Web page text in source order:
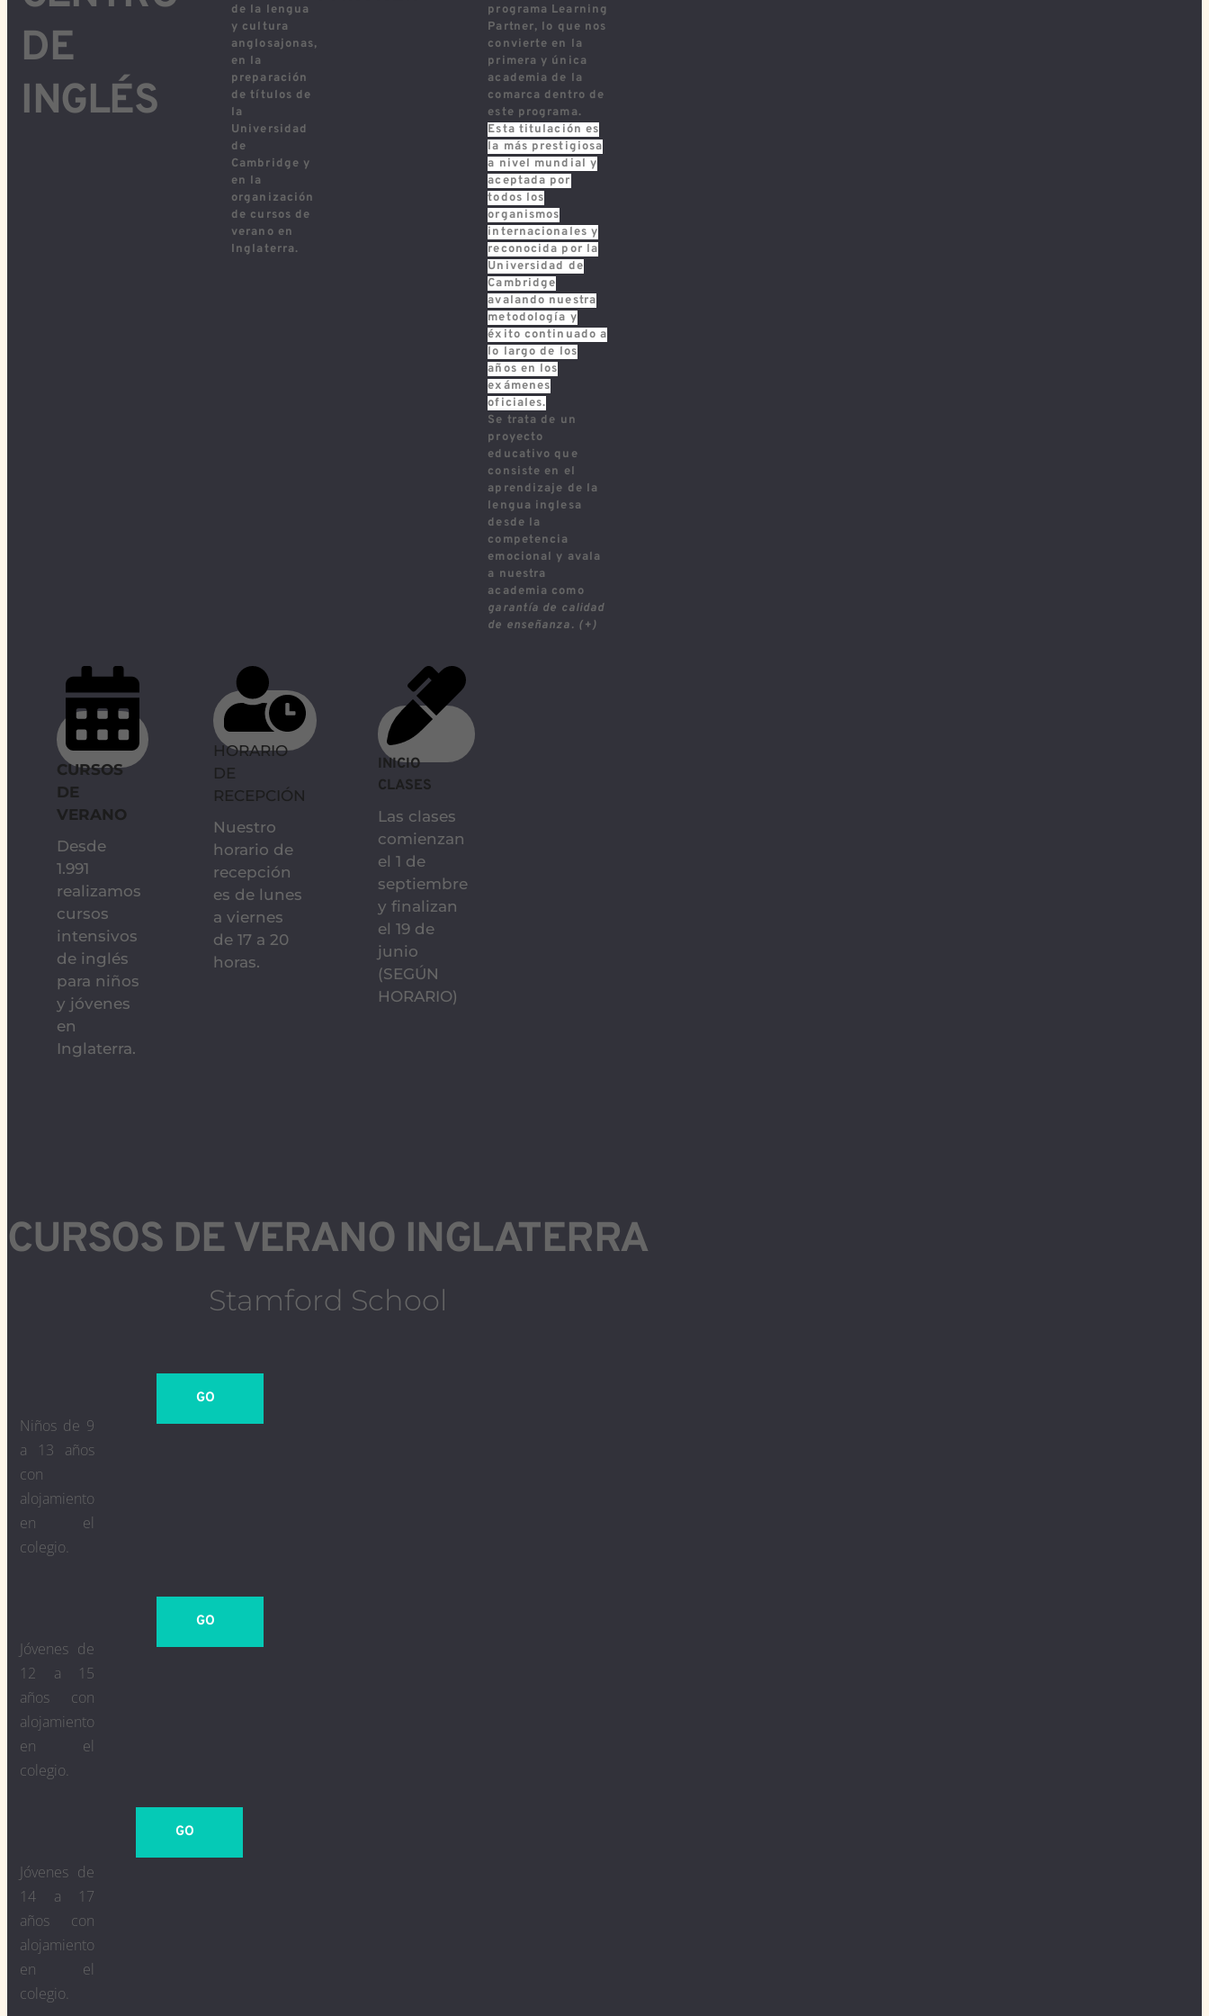
DE
INGLÉS
de la lengua
y cultura
anglosajonas,
en la
preparación
de títulos de
la
Universidad
de
Cambridge y
en la
organización
de cursos de
verano en
Inglaterra.
programa Learning
Partner, lo que nos
convierte en la
primera y única
academia de la
comarca dentro de
este programa.
Esta titulación es
la más prestigiosa
a nivel mundial y
aceptada por
todos los
organismos
internacionales y
reconocida por la
Universidad de
Cambridge
avalando nuestra
metodología y
éxito continuado a
lo largo de los
años en los
exámenes
oficiales.
Se trata de un
proyecto
educativo que
consiste en el
aprendizaje de la
lengua inglesa
desde la
competencia
emocional y avala
a nuestra
academia como
garantía de calidad
de enseñanza. (+)
CURSOS
DE
VERANO
Desde
1.991
realizamos
cursos
intensivos
de inglés
para niños
y jóvenes
en
Inglaterra.
HORARIO
DE
RECEPCIÓN
Nuestro
horario de
recepción
es de lunes
a viernes
de 17 a 20
horas.
INICIO
CLASES
Las clases
comienzan
el 1 de
septiembre
y finalizan
el 19 de
junio
(SEGÚN
HORARIO)
CURSOS DE VERANO INGLATERRA
Stamford School
Niños de 9
a 13 años
con
alojamiento
en el
colegio.
GO
Jóvenes de
12 a 15
años con
alojamiento
en el
colegio.
GO
Jóvenes de
14 a 17
años con
alojamiento
en el
colegio.
GO